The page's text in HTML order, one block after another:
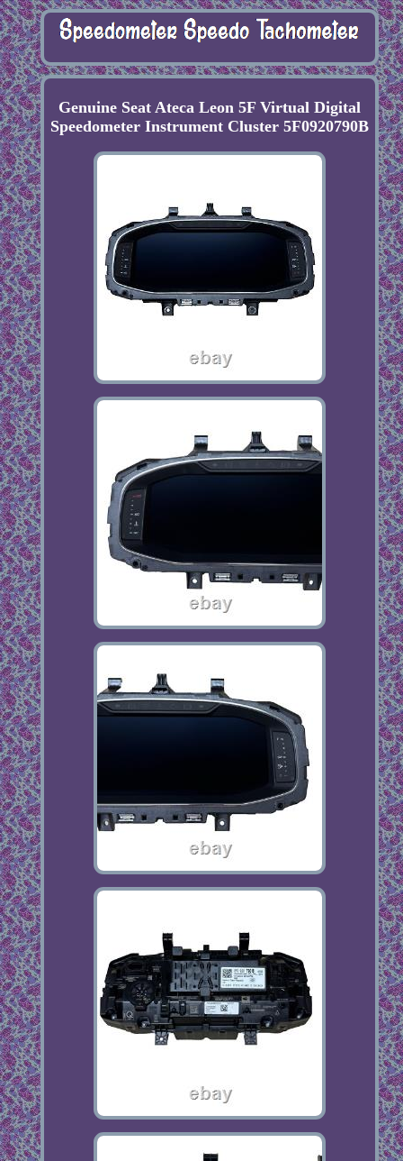
Genuine Seat Ateca Leon 5F Virtual Digital
Speedometer Instrument Cluster 5F0920790B